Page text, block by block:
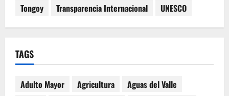
Tongoy
Transparencia Internacional UNESCO
TAGS
Adulto Mayor Agricultura
Aguas del Valle